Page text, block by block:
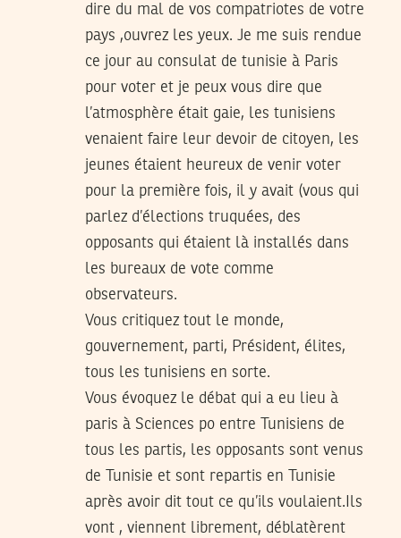
dire du mal de vos compatriotes de votre
pays ,ouvrez les yeux. Je me suis rendue
ce jour au consulat de tunisie à Paris
pour voter et je peux vous dire que
l’atmosphère était gaie, les tunisiens
venaient faire leur devoir de citoyen, les
jeunes étaient heureux de venir voter
pour la première fois, il y avait (vous qui
parlez d’élections truquées, des
opposants qui étaient là installés dans
les bureaux de vote comme
observateurs.
Vous critiquez tout le monde,
gouvernement, parti, Président, élites,
tous les tunisiens en sorte.
Vous évoquez le débat qui a eu lieu à
paris à Sciences po entre Tunisiens de
tous les partis, les opposants sont venus
de Tunisie et sont repartis en Tunisie
après avoir dit tout ce qu’ils voulaient.Ils
vont , viennent librement, déblatèrent